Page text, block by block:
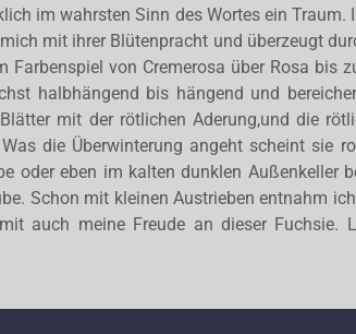
im wahrsten Sinn des Wortes ein Traum.
mit ihrer Blütenpracht und überzeugt
Farbenspiel von Cremerosa über Rosa bis
halbhängend bis hängend und
mit der rötlichen Aderung,und die
die Überwinterung angeht scheint sie
oder eben im kalten dunklen Außenkeller
Schon mit kleinen Austrieben entnahm
auch meine Freude an dieser Fuchsie.